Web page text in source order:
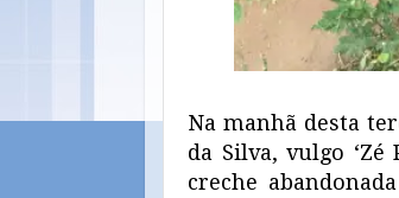
Na manhã desta
da Silva, vulgo
creche